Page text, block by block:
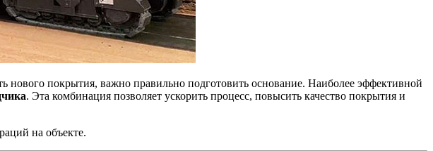
нового покрытия, важно правильно подготовить основание. Наиболее эффективной
. Эта комбинация позволяет ускорить процесс, повысить качество покрытия и
на объекте.